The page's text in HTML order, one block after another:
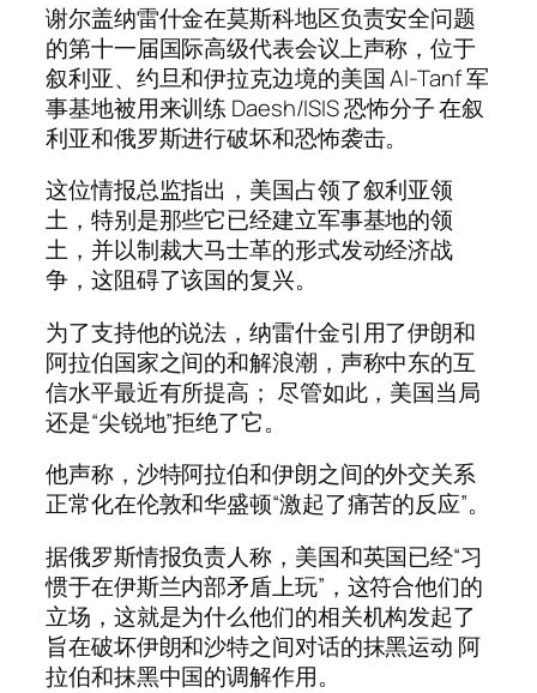
谢尔盖纳雷什金在莫斯科地区负责安全问题
的第十一届国际高级代表会议上声称，位于
叙利亚、约旦和伊拉克边境的美国 Al-Tanf 军
事基地被用来训练 Daesh/ISIS 恐怖分子 在叙
利亚和俄罗斯进行破坏和恐怖袭击。
这位情报总监指出，美国占领了叙利亚领
土，特别是那些它已经建立军事基地的领
土，并以制裁大马士革的形式发动经济战
争，这阻碍了该国的复兴。
为了支持他的说法，纳雷什金引用了伊朗和
阿拉伯国家之间的和解浪潮，声称中东的互
信水平最近有所提高； 尽管如此，美国当局
还是“尖锐地”拒绝了它。
他声称，沙特阿拉伯和伊朗之间的外交关系
正常化在伦敦和华盛顿“激起了痛苦的反应”。
据俄罗斯情报负责人称，美国和英国已经“习
惯于在伊斯兰内部矛盾上玩”，这符合他们的
立场，这就是为什么他们的相关机构发起了
旨在破坏伊朗和沙特之间对话的抹黑运动 阿
拉伯和抹黑中国的调解作用。